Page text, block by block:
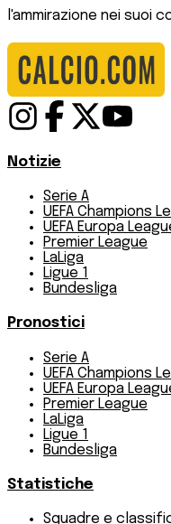
l'ammirazione nei suoi
Notizie
Serie A
UEFA Champions
UEFA Europa
Premier League
LaLiga
Ligue 1
Bundesliga
Pronostici
Serie A
UEFA Champions
UEFA Europa
Premier League
LaLiga
Ligue 1
Bundesliga
Statistiche
Squadre e